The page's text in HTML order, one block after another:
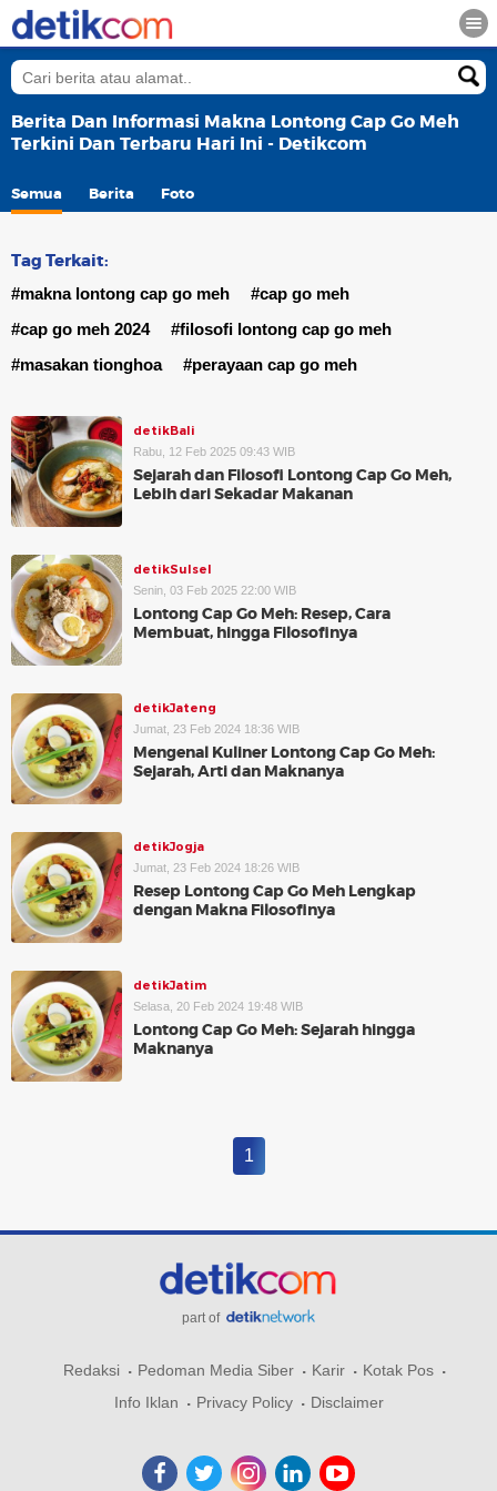
Berita Dan Informasi Makna Lontong Cap Go Meh
Terkini Dan Terbaru Hari Ini - Detikcom
Semua Berita Foto
Tag Terkait:
#makna lontong cap go meh
#cap go meh
#cap go meh 2024
#filosofi lontong cap go meh
#masakan tionghoa
#perayaan cap go meh
detikBali
Rabu, 12 Feb 2025 09:43 WIB
Sejarah dan Filosofi Lontong Cap Go Meh,
Lebih dari Sekadar Makanan
detikSulsel
Senin, 03 Feb 2025 22:00 WIB
Lontong Cap Go Meh: Resep, Cara
Membuat, hingga Filosofinya
detikJateng
Jumat, 23 Feb 2024 18:36 WIB
Mengenal Kuliner Lontong Cap Go Meh:
Sejarah, Arti dan Maknanya
detikJogja
Jumat, 23 Feb 2024 18:26 WIB
Resep Lontong Cap Go Meh Lengkap
dengan Makna Filosofinya
detikJatim
Selasa, 20 Feb 2024 19:48 WIB
Lontong Cap Go Meh: Sejarah hingga
Maknanya
1
part of
Redaksi Pedoman Media Siber Karir
Kotak Pos
Info Iklan
Privacy Policy Disclaimer